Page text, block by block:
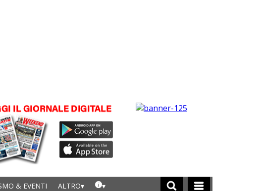
& EVENTI ALTRO